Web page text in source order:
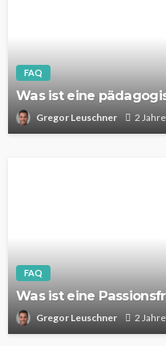
FAQ
Was ist eine
Gregor Leuschner 2
FAQ
Was ist eine
Gregor Leuschner 2